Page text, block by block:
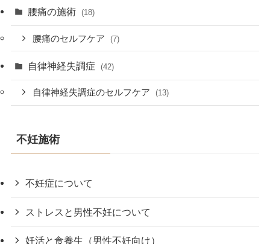
腰痛の施術 (18)
腰痛のセルフケア (7)
自律神経失調症 (42)
自律神経失調症のセルフケア (13)
不妊施術
不妊症について
ストレスと男性不妊について
妊活と食養生（男性不妊向け）